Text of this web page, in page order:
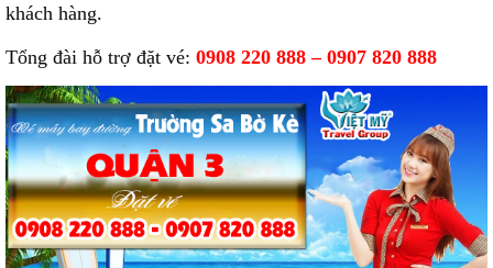
khách hàng.
Tổng đài hỗ trợ đặt vé: 0908 220 888 – 0907 820 888